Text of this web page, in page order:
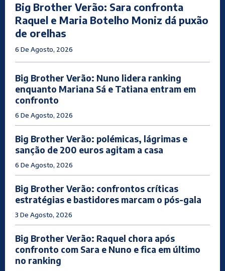
Big Brother Verão: Sara confronta
Raquel e Maria Botelho Moniz dá puxão
de orelhas
6 De Agosto, 2026
Big Brother Verão: Nuno lidera ranking
enquanto Mariana Sá e Tatiana entram em
confronto
6 De Agosto, 2026
Big Brother Verão: polémicas, lágrimas e
sanção de 200 euros agitam a casa
6 De Agosto, 2026
Big Brother Verão: confrontos críticas
estratégias e bastidores marcam o pós-gala
3 De Agosto, 2026
Big Brother Verão: Raquel chora após
confronto com Sara e Nuno e fica em último
no ranking